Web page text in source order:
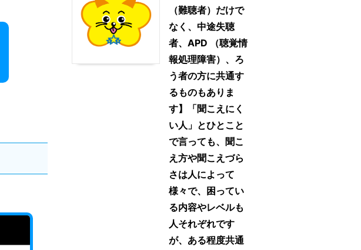
（難聴者）だけで
なく、中途失聴
者、APD （聴覚情
報処理障害）、ろ
う者の方に共通す
るものもありま
す】「聞こえにく
い人」とひとこと
で言っても、聞こ
え方や聞こえづら
さは人によって
様々で、困ってい
る内容やレベルも
人それぞれです
が、ある程度共通